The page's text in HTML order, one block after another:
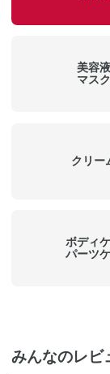
美容液
マスク
クリー
ボディ
パーツ
みんなのレビ